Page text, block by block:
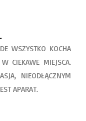
WSZYSTKO KOCHA
CIEKAWE MIEJSCA.
NIEODŁĄCZNYM
APARAT.